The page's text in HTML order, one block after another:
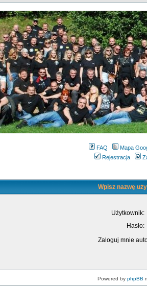
FAQ
Mapa
Rejestracja
Wpisz nazwę
Użytkownik:
Hasło:
Zaloguj mnie
Powered by phpBB